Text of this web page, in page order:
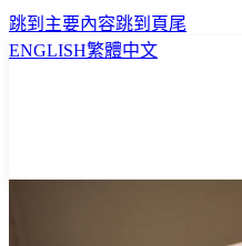
跳到主要內容跳到頁尾
ENGLISH繁體中文